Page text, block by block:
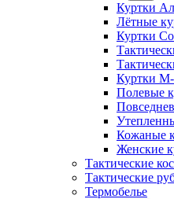
Куртки
Лётные
Куртки
Куртки
Полевые
Кожаные
Женские
Тактические
Тактические
Термобелье